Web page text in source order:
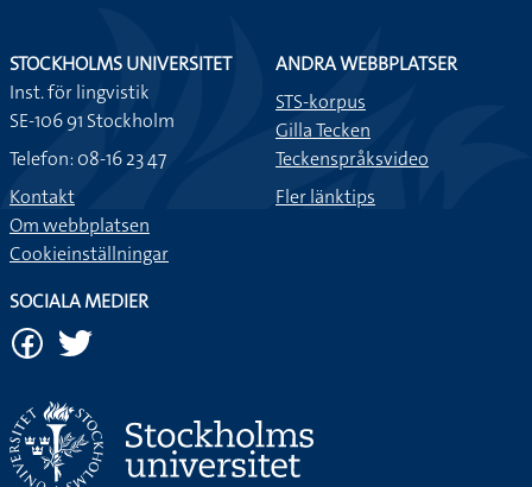
STOCKHOLMS UNIVERSITET
Inst. för lingvistik
SE-106 91 Stockholm
Telefon: 08-16 23 47
Kontakt
Om webbplatsen
Cookieinställningar
ANDRA WEBBPLATSER
STS-korpus
Gilla Tecken
Teckenspråksvideo
Fler länktips
SOCIALA MEDIER